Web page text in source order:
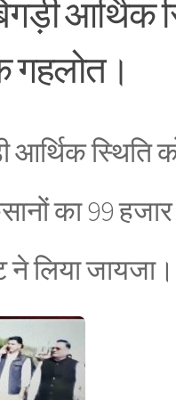
आर्थिक
गहलोत।
आर्थिक
का 99
लिया जायजा।